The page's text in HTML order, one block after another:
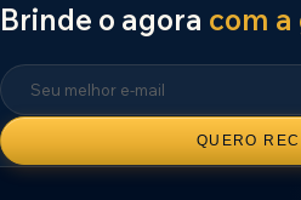
Brinde o agora com
QUERO